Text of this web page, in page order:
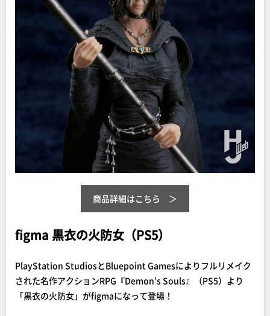
商品詳細はこちら
figma 黒衣の火防女（PS5）
PlayStation StudiosとBluepoint Gamesによりフルリメイク
された名作アクションRPG『Demon’s Souls』（PS5）より
「黒衣の火防女」がfigmaになって登場！